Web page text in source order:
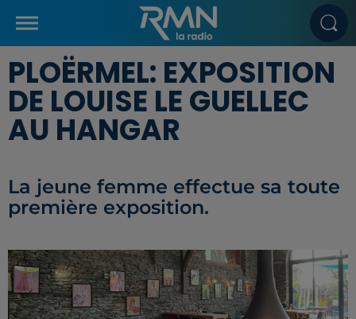
PLOËRMEL: EXPOSITION
DE LOUISE LE GUELLEC
AU HANGAR
La jeune femme effectue sa toute
première exposition.